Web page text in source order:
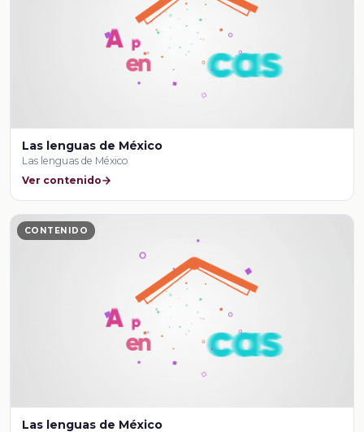
Las lenguas de México
Las lenguas de México
Ver contenido
CONTENIDO
Las lenguas de México